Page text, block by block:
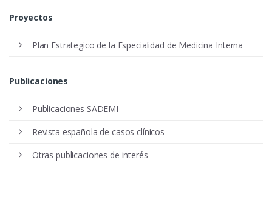
Proyectos
Plan Estrategico de la Especialidad de Medicina Interna
Publicaciones
Publicaciones SADEMI
Revista española de casos clínicos
Otras publicaciones de interés